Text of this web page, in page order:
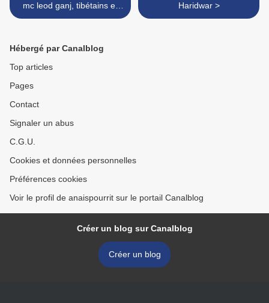
mc leod ganj, tibétains et
dalaï-lama
Haridwar >
Hébergé par Canalblog
Top articles
Pages
Contact
Signaler un abus
C.G.U.
Cookies et données personnelles
Préférences cookies
Voir le profil de anaispourrit sur le portail Canalblog
Créer un blog sur Canalblog
Créer un blog